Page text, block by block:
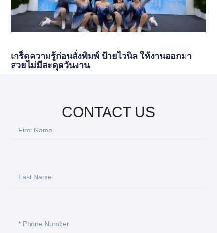
เกร็ดความรู้ก่อนสั่งพิมพ์ ป้ายไวนิล ให้งานออกมา
สวยไม่มีสะดุดวันงาน
CONTACT US